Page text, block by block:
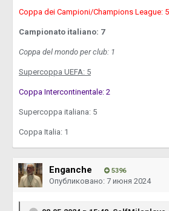
Coppa dei Campioni/Champions League: 5
Campionato italiano: 7
Coppa del mondo per club: 1
Supercoppa UEFA: 5
Coppa Intercontinentale: 2
Supercoppa italiana: 5
Coppa Italia: 1
Enganche 5396
Опубликовано: 7 июня 2024